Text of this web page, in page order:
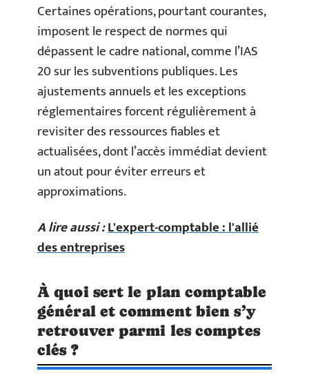
Certaines opérations, pourtant courantes,
imposent le respect de normes qui
dépassent le cadre national, comme l’IAS
20 sur les subventions publiques. Les
ajustements annuels et les exceptions
réglementaires forcent régulièrement à
revisiter des ressources fiables et
actualisées, dont l’accès immédiat devient
un atout pour éviter erreurs et
approximations.
A lire aussi :L'expert-comptable : l'allié
des entreprises
À quoi sert le plan comptable
général et comment bien s’y
retrouver parmi les comptes
clés ?